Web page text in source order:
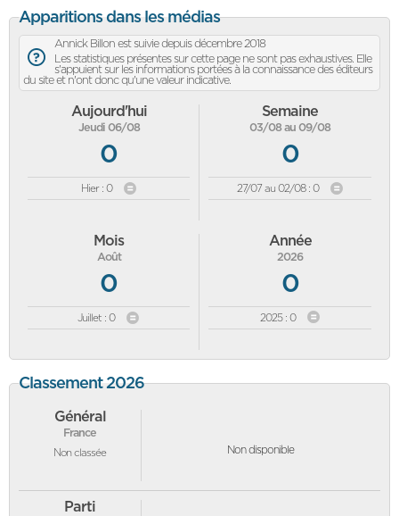
Apparitions dans les médias
Annick Billon est suivie depuis décembre 2018
Les statistiques présentes sur cette page ne sont pas exhaustives. Elle
s'appuient sur les informations portées à la connaissance des éditeurs
du site et n'ont donc qu'une valeur indicative.
Aujourd'hui
Jeudi 06/08
0
Hier : 0
Semaine
03/08 au 09/08
0
27/07 au 02/08 : 0
Mois
Août
0
Juillet : 0
Année
2026
0
2025 : 0
Classement 2026
Général
France
Non classée Non disponible
Parti